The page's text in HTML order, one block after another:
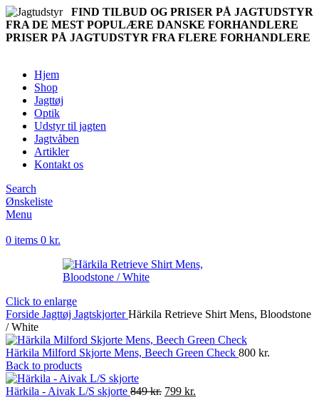
FIND TILBUD OG PRISER PÅ JAGTUDSTYR
FRA DE MEST POPULÆRE DANSKE FORHANDLERE
PRISER PÅ JAGTUDSTYR FRA FLERE FORHANDLERE
Hjem
Shop
Jagttøj
Optik
Udstyr til jagten
Jagtvåben
Artikler
Kontakt os
Search
Ønskeliste
Menu
0 items 0 kr.
Click to enlarge
Forside Jagttøj JagtskjorterHärkila Retrieve Shirt Mens, Bloodstone
/ White
Härkila Milford Skjorte Mens, Beech Green Check 800 kr.
Back to products
Härkila - Aivak L/S skjorte 849kr. Original
799 kr.